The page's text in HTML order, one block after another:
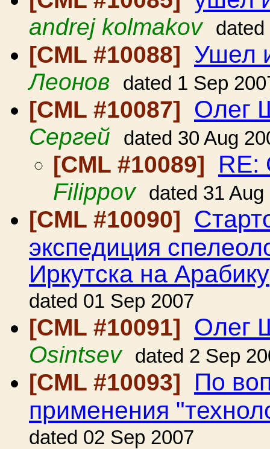
andrej kolmakov dated
[CML #10088] Ушел
Леонов dated 1 Sep
[CML #10087] Олег
Сергей dated 30 Aug
[CML #10089] RE:
Filippov dated 31 Aug
[CML #10090]
экспедиция
Иркутска на Арабику
dated 01 Sep 2007
[CML #10091] Олег
Osintsev dated 2 Sep
[CML #10093] По
применения
dated 02 Sep 2007